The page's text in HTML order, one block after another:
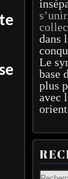
dans
Le
base
plus
avec